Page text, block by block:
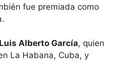
fue premiada como
Alberto García, quien
La Habana, Cuba, y